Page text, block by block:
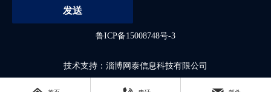
发送
鲁ICP备15008748号-3
技术支持：淄博网泰信息科技有限公司